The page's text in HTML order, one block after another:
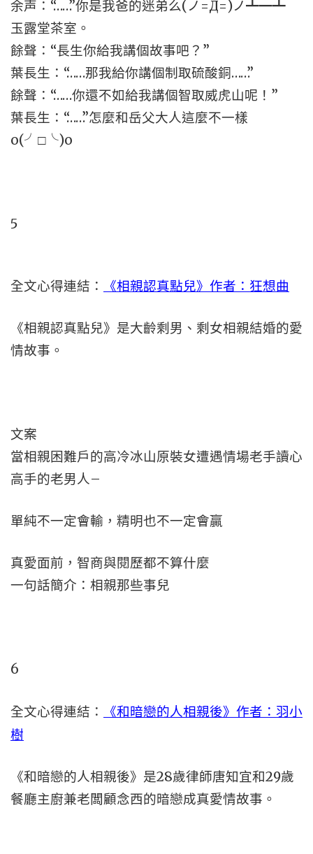
余声：“……”你是我爸的迷弟么(ノ=Д=)ノ┻━┻
玉露堂茶室。
餘聲：“長生你給我講個故事吧？”
葉長生：“……那我給你講個制取硫酸銅……”
餘聲：“……你還不如給我講個智取威虎山呢！”
葉長生：“……”怎麼和岳父大人這麼不一樣
o(╯□╰)o
5
全文心得連結： 《相親認真點兒》作者：狂想曲
《相親認真點兒》是大齡剩男、剩女相親結婚的愛
情故事。
文案
當相親困難戶的高冷冰山原裝女遭遇情場老手讀心
高手的老男人–
單純不一定會輸，精明也不一定會贏
真愛面前，智商與閱歷都不算什麼
一句話簡介：相親那些事兒
6
全文心得連結：
《和暗戀的人相親後》作者：羽小
樹
《和暗戀的人相親後》是28歲律師唐知宜和29歲
餐廳主廚兼老闆顧念西的暗戀成真愛情故事。